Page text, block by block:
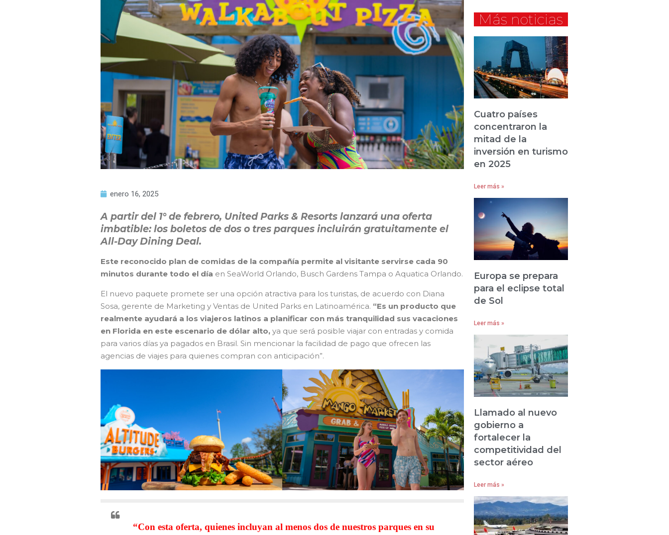
enero 16, 2025
A partir del 1° de febrero, United Parks & Resorts lanzará una oferta
imbatible: los boletos de dos o tres parques incluirán gratuitamente el
All-Day Dining Deal.
Este reconocido plan de comidas de la compañía permite al visitante servirse cada 90
minutos durante todo el día en SeaWorld Orlando, Busch Gardens Tampa o Aquatica Orlando.
El nuevo paquete promete ser una opción atractiva para los turistas, de acuerdo con Diana
Sosa, gerente de Marketing y Ventas de United Parks en Latinoamérica. “Es un producto que
realmente ayudará a los viajeros latinos a planificar con más tranquilidad sus vacaciones
en Florida en este escenario de dólar alto, ya que será posible viajar con entradas y comida
para varios días ya pagados en Brasil. Sin mencionar la facilidad de pago que ofrecen las
agencias de viajes para quienes compran con anticipación”.
“Con esta oferta, quienes incluyan al menos dos de nuestros parques en su
Más noticias
Cuatro países
concentraron la
mitad de la
inversión en turismo
en 2025
Leer más »
Europa se prepara
para el eclipse total
de Sol
Leer más »
Llamado al nuevo
gobierno a
fortalecer la
competitividad del
sector aéreo
Leer más »